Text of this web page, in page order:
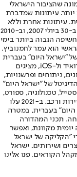
שהציבור הישראלי
יותר. עיתונות שמדברת
עיתונות אחרת וללא
תשלום. המהדורה המודפסת הראשונה פורסמה ב-30 ביולי 2007, וב-2010
הגבוה ביותר בימי
הוא עמר לחמנוביץ,
"ישראל היום" בעברית
ובאנגלית, כמו כן היישומונים (אפליקציות) לאנדרואיד ול-iOS, מציגים
ניתוחים ופרשנויות,
של "ישראל היום"
טכנולוגיה, ספורט,
כלכלה וצרכנות, בריאות, חיילים, אוכל, יהדות, תיירות ורכב. ב-2021 עלו
היום" בעברית, במטרה
תכני המהדורה
מקוונת, ואפשר
"הקליקה של ישראל
ושירותים. ישראל
הקוראים. פנו אלינו